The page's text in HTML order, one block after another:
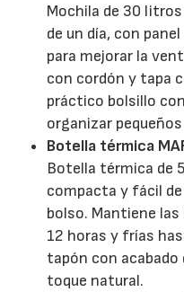
Mochila de 30
de un día, con
para mejorar la
con cordón y tapa
práctico bolsillo
organizar
Botella térmica
Botella térmica de
compacta y fácil
bolso. Mantiene
12 horas y frías
tapón con acabado
toque natural.